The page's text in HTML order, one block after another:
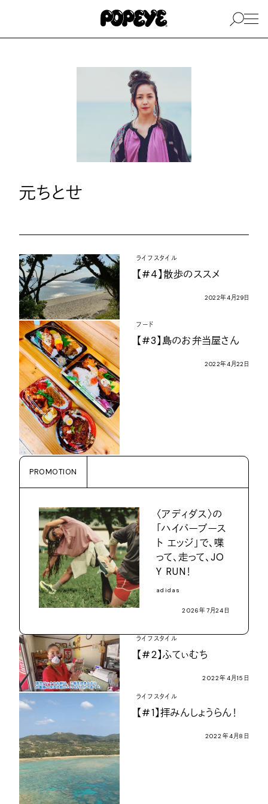
元ちとせ
ライフスタイル
【#4】散歩のススメ
2022年4月29日
フード
【#3】島のお弁当屋さん
2022年4月22日
PROMOTION
〈アディダス〉の
「ハイパーブース
ト エッジ」で、喋
って、走って、JO
Y RUN！
adidas
2026年7月24日
ライフスタイル
【#2】ふてぃむち
2022年4月15日
ライフスタイル
【#1】拝みんしょうらん！
2022年4月8日